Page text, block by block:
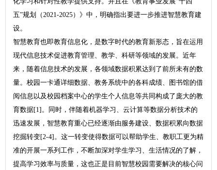
五”规划（2021-2025）》中，明确指出要进一步推进智慧教育建
设。
智慧教育也即教育信息化，是数字时代的教育新形态，旨在运用
现代信息技术促进教育管理、教学、科研等领域的发展。近年
来，随着信息技术的发展，各领域数据积累达到了前所未有的数
量。校园一卡通详细数据、教务系统中的各科成绩、图书馆的借
阅信息以及校园档案中心的学生个人信息等共同构成了庞大的教
育数据[1]。同时，伴随着机器学习、云计算等数据分析技术的
迅速发展，智慧教育重心已经逐渐由服务建设、数据积累向数据
挖掘转变[2-4]。这一转变使得数据可以帮助学生、教职工更为精
准的开展一系列工作，不断加深对学生学习、生活情况的了解，
提高学习效率与质量，这也正是目前智慧校园需要解决的核心问